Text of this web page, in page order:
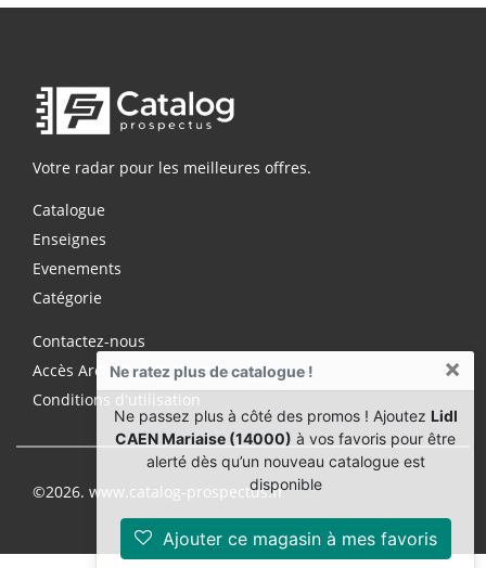
Ne ratez plus de catalogue ! ×
Ne passez plus à côté des promos ! Ajoutez Lidl
CAEN Mariaise (14000) à vos favoris pour être
alerté dès qu’un nouveau catalogue est
disponible
Ajouter ce magasin à mes favoris
Votre radar pour les meilleures offres.
Catalogue
Enseignes
Evenements
Catégorie
Contactez-nous
Accès Archives Premium
Conditions d'utilisation
©2026. www.catalog-prospectus.fr